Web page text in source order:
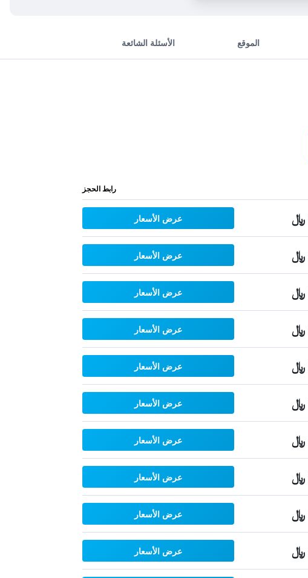
الموقع الأسئلة الشائعة
رابط الحجز
عرض الأسعار
عرض الأسعار
عرض الأسعار
عرض الأسعار
عرض الأسعار
عرض الأسعار
عرض الأسعار
عرض الأسعار
عرض الأسعار
عرض الأسعار